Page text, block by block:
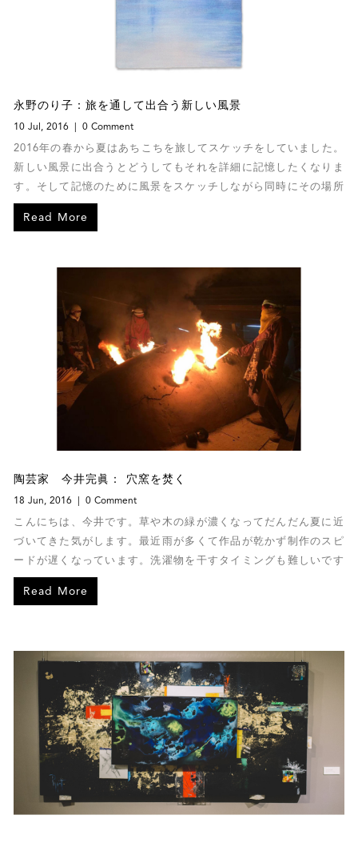
永野のり子：旅を通して出合う新しい風景
10 Jul, 2016 0 Comment
2016年の春から夏はあちこちを旅してスケッチをしていました。
新しい風景に出合うとどうしてもそれを詳細に記憶したくなりま
す。そして記憶のために風景をスケッチしながら同時にその場所
の空気や人や文化と会話します。私が作品として発表するのは抽
Read More
陶芸家 今井完眞： 穴窯を焚く
18 Jun, 2016 0 Comment
こんにちは、今井です。草や木の緑が濃くなってだんだん夏に近
づいてきた気がします。最近雨が多くて作品が乾かず制作のスピ
ードが遅くなっています。洗濯物を干すタイミングも難しいです
ね。今回は４月２１日から２６日まで穴窯を焚いていましたので
Read More